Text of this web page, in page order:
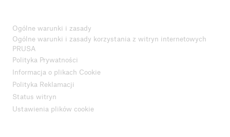
Ogólne warunki i zasady
Ogólne warunki i zasady korzystania z witryn internetowych
PRUSA
Polityka Prywatności
Informacja o plikach Cookie
Polityka Reklamacji
Status witryn
Ustawienia plików cookie